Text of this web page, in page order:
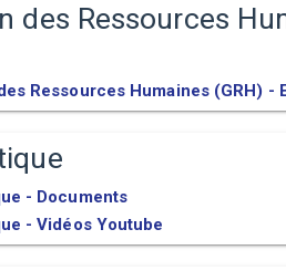
des Ressources
Ressources Humaines (GRH)
- Documents
- Vidéos Youtube